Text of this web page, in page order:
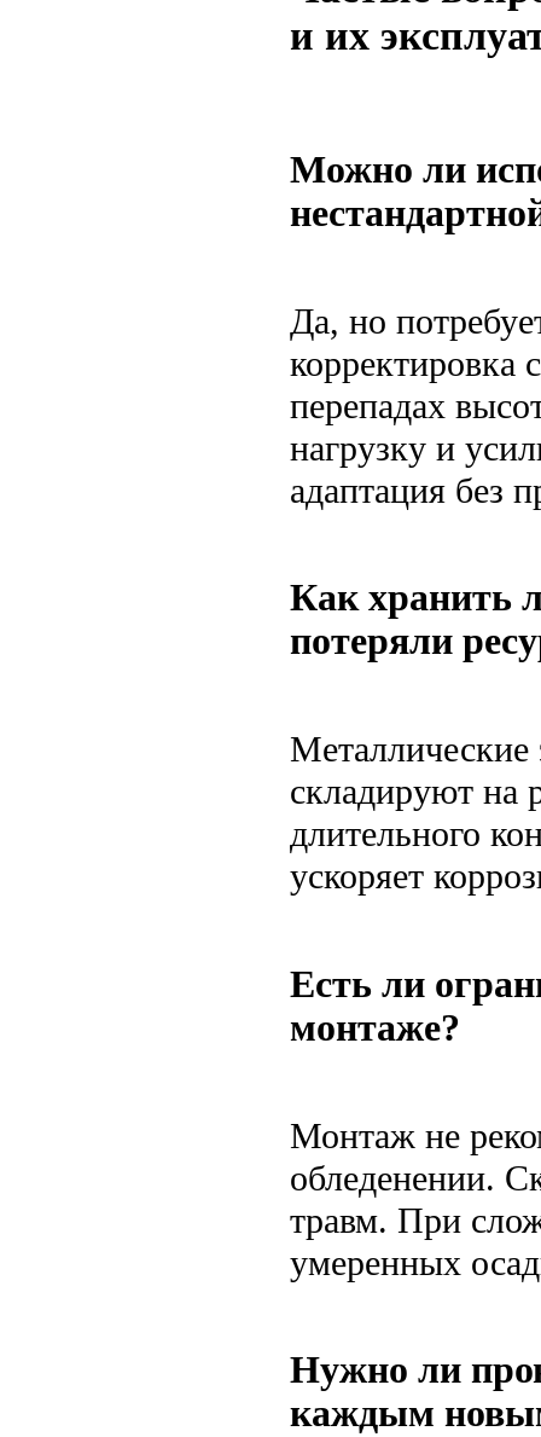
и их
Можно ли
Да, но
корректировка
перепадах
нагрузку и
адаптация без
Как хранить
потеряли
Металлические
складируют на
длительного
ускоряет
Есть ли
монтаже?
Монтаж не
обледенении.
травм. При
умеренных
Нужно ли
каждым